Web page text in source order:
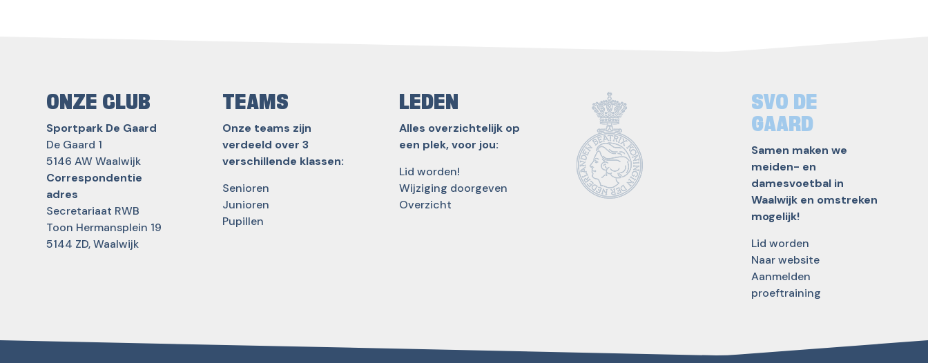
ONZE CLUB
Sportpark De Gaard
De Gaard 1
5146 AW Waalwijk
Correspondentie
adres
Secretariaat RWB
Toon Hermansplein 19
5144 ZD, Waalwijk
TEAMS
Onze teams zijn
verdeeld over 3
verschillende klassen:
Senioren
Junioren
Pupillen
LEDEN
Alles overzichtelijk op
een plek, voor jou:
Lid worden!
Wijziging doorgeven
Overzicht
SVO DE
GAARD
Samen maken we
meiden- en
damesvoetbal in
Waalwijk en omstreken
mogelijk!
Lid worden
Naar website
Aanmelden
proeftraining